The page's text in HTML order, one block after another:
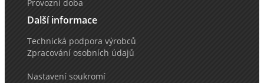
Provozní doba
Další informace
Technická podpora výrobců
Zpracování osobních údajů
Nastavení soukromí